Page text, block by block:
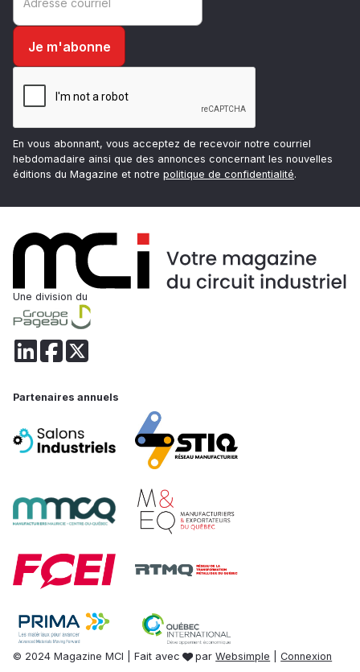
En vous abonnant, vous acceptez de recevoir notre courriel
hebdomadaire ainsi que des annonces concernant les nouvelles
éditions du Magazine et notre politique de confidentialité.
Une division du
Partenaires annuels
© 2024 Magazine MCI | Fait avec parWebsimple |Connexion